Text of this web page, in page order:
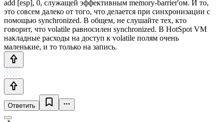
add [esp], 0, служащей эффективным memory-barrier'ом. И то,
это совсем далеко от того, что делается при синхронизации с
помощью synchronized. В общем, не слушайте тех, кто
говорит, что volatile равносилен synchronized. В HotSpot VM
накладные расходы на доступ к volatile полям очень
маленькие, и то только на запись.
Ответить